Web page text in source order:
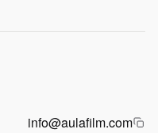
info@aulafilm.com